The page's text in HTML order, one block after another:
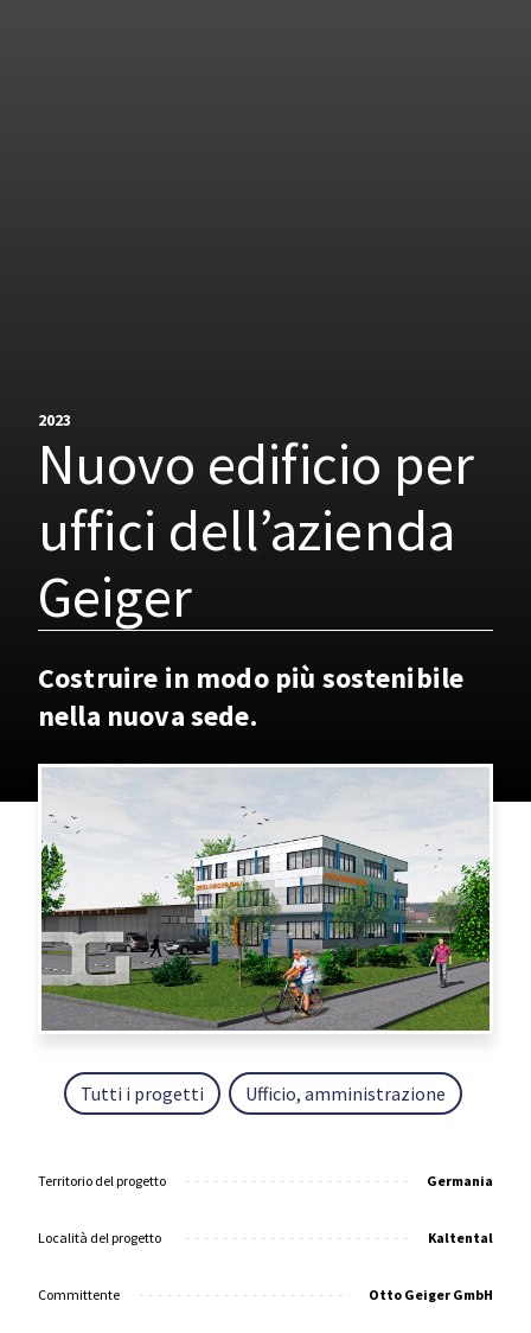
2023
Nuovo edificio per
uffici dell’azienda
Geiger
Costruire in modo più sostenibile
nella nuova sede.
Tutti i progetti Ufficio, amministrazione
Territorio del progetto Germania
Località del progetto Kaltental
Committente Otto Geiger GmbH